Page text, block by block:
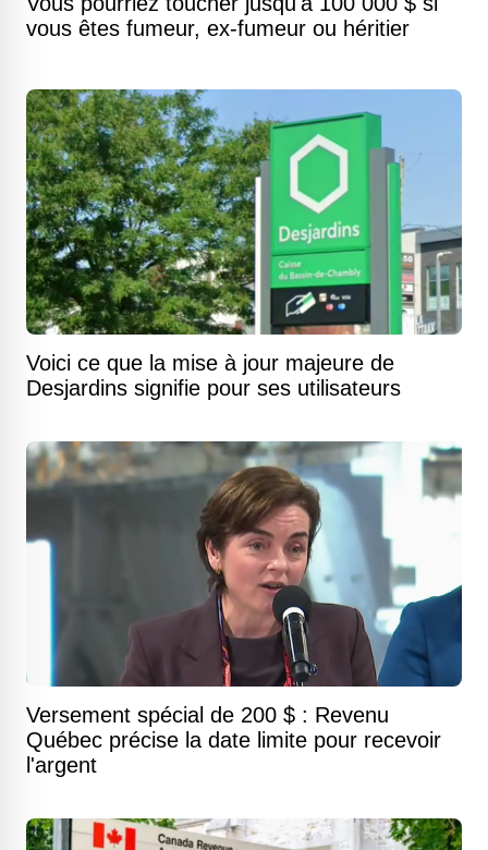
vous êtes fumeur, ex-fumeur ou héritier
Voici ce que la mise à jour majeure de
Desjardins signifie pour ses utilisateurs
Versement spécial de 200 $ : Revenu
Québec précise la date limite pour recevoir
l'argent